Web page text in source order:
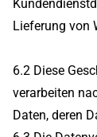
Lieferung von
6.2 Diese
verarbeiten
Daten, deren